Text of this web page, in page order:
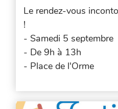
Le rendez-vous
!
- Samedi 5 septembre
- De 9h à 13h
- Place de l'Orme